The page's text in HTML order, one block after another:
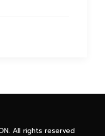
All rights reserved